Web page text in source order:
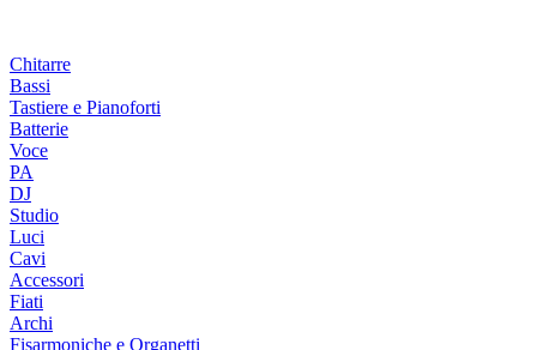
Chitarre
Bassi
Tastiere e Pianoforti
Batterie
Voce
PA
DJ
Studio
Luci
Cavi
Accessori
Fiati
Archi
Fisarmoniche e Organetti